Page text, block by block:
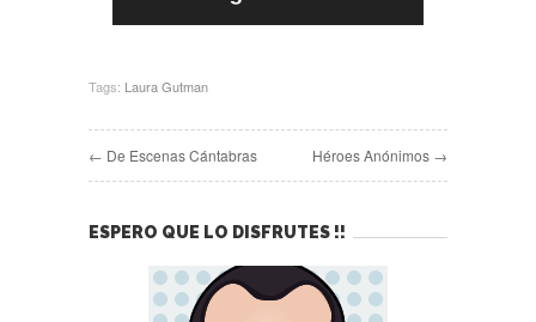
Tags: Laura Gutman
← De Escenas Cántabras Héroes Anónimos →
ESPERO QUE LO DISFRUTES !!